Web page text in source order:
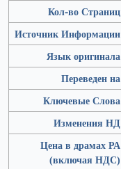
Кол-во Страниц
Источник Информации
Язык оригинала
Переведен на
Ключевые Слова
Изменения НД
Цена в драмах РА
(включая НДС)